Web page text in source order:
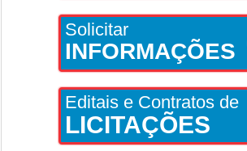
Solicitar
INFORMAÇÕES
Editais e Contratos de
LICITAÇÕES